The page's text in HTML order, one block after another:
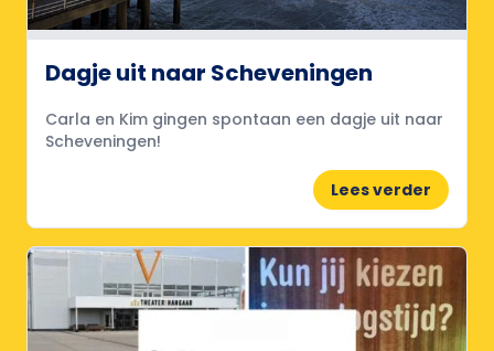
Dagje uit naar Scheveningen
Carla en Kim gingen spontaan een dagje uit naar
Scheveningen!
Lees verder